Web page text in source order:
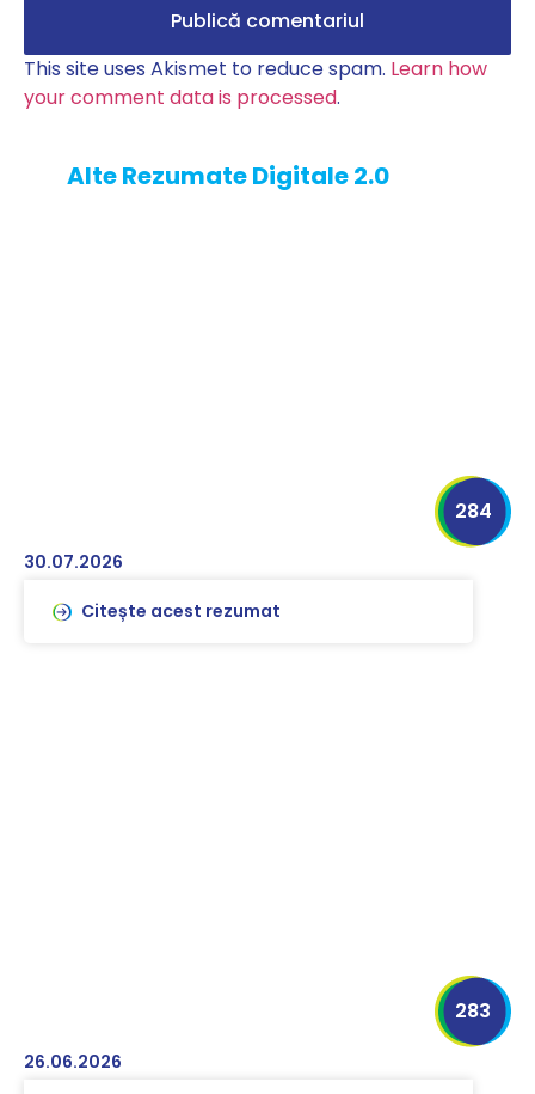
This site uses Akismet to reduce spam. Learn how
your comment data is processed.
Alte Rezumate Digitale 2.0
30.07.2026
284
Citește acest rezumat
26.06.2026
283